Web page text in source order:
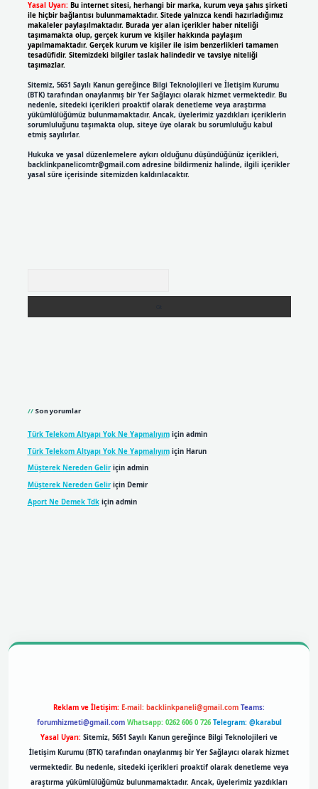
Yasal Uyarı: Bu internet sitesi, herhangi bir marka, kurum veya şahıs şirketi
ile hiçbir bağlantısı bulunmamaktadır. Sitede yalnızca kendi hazırladığımız
makaleler paylaşılmaktadır. Burada yer alan içerikler haber niteliği
taşımamakta olup, gerçek kurum ve kişiler hakkında paylaşım
yapılmamaktadır. Gerçek kurum ve kişiler ile isim benzerlikleri tamamen
tesadüfidir. Sitemizdeki bilgiler taslak halindedir ve tavsiye niteliği
taşımazlar.
Sitemiz, 5651 Sayılı Kanun gereğince Bilgi Teknolojileri ve İletişim Kurumu
(BTK) tarafından onaylanmış bir Yer Sağlayıcı olarak hizmet vermektedir. Bu
nedenle, sitedeki içerikleri proaktif olarak denetleme veya araştırma
yükümlülüğümüz bulunmamaktadır. Ancak, üyelerimiz yazdıkları içeriklerin
sorumluluğunu taşımakta olup, siteye üye olarak bu sorumluluğu kabul
etmiş sayılırlar.
Hukuka ve yasal düzenlemelere aykırı olduğunu düşündüğünüz içerikleri,
backlinkpanelicomtr@gmail.comadresine bildirmeniz halinde, ilgili içerikler
yasal süre içerisinde sitemizden kaldırılacaktır.
Son yorumlar
Türk Telekom Altyapı Yok Ne Yapmalıyımiçin admin
Türk Telekom Altyapı Yok Ne Yapmalıyımiçin Harun
Müşterek Nereden Geliriçin admin
Müşterek Nereden Geliriçin Demir
Aport Ne Demek Tdkiçin admin
Reklam ve İletişim: E-mail: backlinkpaneli@gmail.com Teams:
forumhizmeti@gmail.com Whatsapp: 0262 606 0 726 Telegram: @karabul
Yasal Uyarı: Sitemiz, 5651 Sayılı Kanun gereğince Bilgi Teknolojileri ve
İletişim Kurumu (BTK) tarafından onaylanmış bir Yer Sağlayıcı olarak hizmet
vermektedir. Bu nedenle, sitedeki içerikleri proaktif olarak denetleme veya
araştırma yükümlülüğümüz bulunmamaktadır. Ancak, üyelerimiz yazdıkları